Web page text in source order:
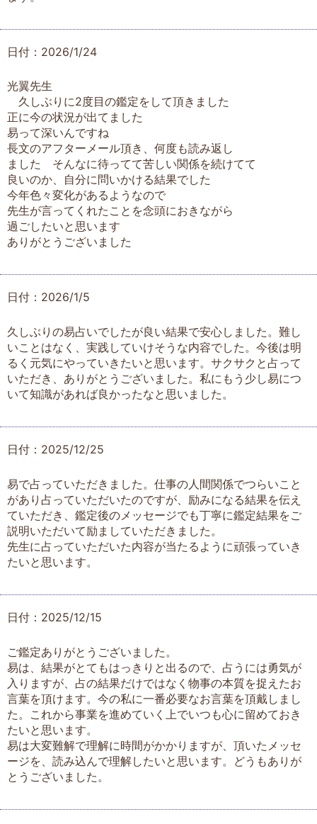
日付：2026/1/24
光翼先生
久しぶりに2度目の鑑定をして頂きました
正に今の状況が出てました
易って深いんですね
長文のアフターメール頂き、何度も読み返し
ました そんなに待ってて苦しい関係を続けてて
良いのか、自分に問いかける結果でした
今年色々変化があるようなので
先生が言ってくれたことを念頭におきながら
過ごしたいと思います
ありがとうございました
日付：2026/1/5
久しぶりの易占いでしたが良い結果で安心しました。難し
いことはなく、実践していけそうな内容でした。今後は明
るく元気にやっていきたいと思います。サクサクと占って
いただき、ありがとうございました。私にもう少し易につ
いて知識があれば良かったなと思いました。
日付：2025/12/25
易で占っていただきました。仕事の人間関係でつらいこと
があり占っていただいたのですが、励みになる結果を伝え
ていただき、鑑定後のメッセージでも丁寧に鑑定結果をご
説明いただいて励ましていただきました。
先生に占っていただいた内容が当たるように頑張っていき
たいと思います。
日付：2025/12/15
ご鑑定ありがとうございました。
易は、結果がとてもはっきりと出るので、占うには勇気が
入りますが、占の結果だけではなく物事の本質を捉えたお
言葉を頂けます。今の私に一番必要なお言葉を頂戴しまし
た。これから事業を進めていく上でいつも心に留めておき
たいと思います。
易は大変難解で理解に時間がかかりますが、頂いたメッセ
ージを、読み込んで理解したいと思います。どうもありが
とうございました。